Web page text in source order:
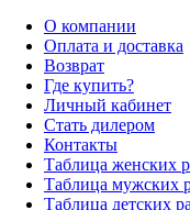
О компании
Оплата и доставка
Возврат
Где купить?
Личный кабинет
Стать дилером
Контакты
Таблица женских
Таблица мужских
Таблица детских